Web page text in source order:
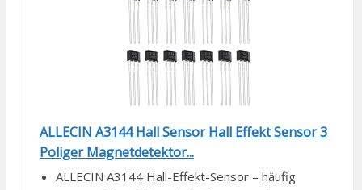
ALLECIN A3144 Hall Sensor Hall Effekt Sensor 3
Poliger Magnetdetektor...
ALLECIN A3144 Hall-Effekt-Sensor – häufig